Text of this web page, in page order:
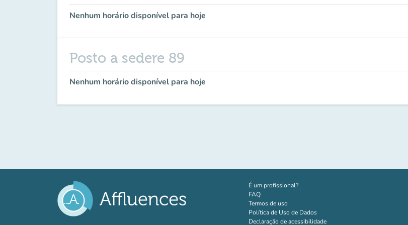
Nenhum horário disponível para hoje
Posto a sedere 89
Nenhum horário disponível para hoje
É um profissional?(novo separador)
FAQ
Termos de uso
Política de Uso de Dados
Declaração de acessibilidade